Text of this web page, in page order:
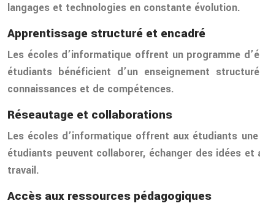
langages et technologies en constante évolution.
Apprentissage structuré et encadré
Les écoles d’informatique offrent un programme
étudiants bénéficient d’un enseignement
connaissances et de compétences.
Réseautage et collaborations
Les écoles d’informatique offrent aux étudiants
étudiants peuvent collaborer, échanger des idées
travail.
Accès aux ressources pédagogiques